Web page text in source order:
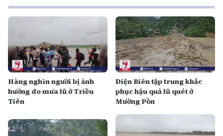
Hàng nghìn người bị ảnh
hưởng do mưa lũ ở Triều
Tiên
Điện Biên tập trung khắc
phục hậu quả lũ quét ở
Mường Pồn